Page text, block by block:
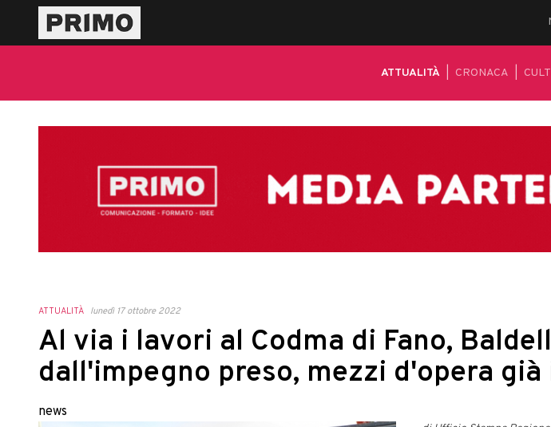
ATTUALITÀ CRONACA
ATTUALITÀ lunedì 17 ottobre 2022
Al via i lavori al Codma di Fano,
dall'impegno preso, mezzi d'opera
news